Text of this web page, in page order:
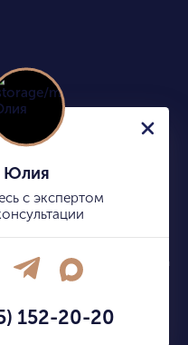
info@kupitekvartiru.com
Юлия
с экспертом
152-20-20